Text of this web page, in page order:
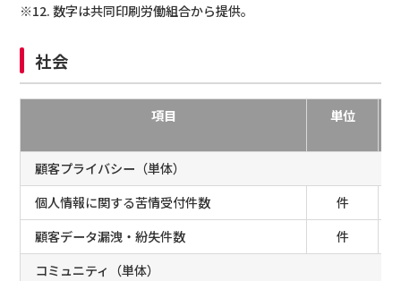
※12. 数字は共同印刷労働組合から提供。
社会
項目 単位
顧客プライバシー（単体）
個人情報に関する苦情受付件数
件
顧客データ漏洩・紛失件数
件
コミュニティ（単体）